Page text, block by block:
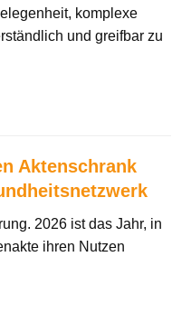
komplexe
und greifbar zu
Aktenschrank
2026 ist das Jahr, in
ihren Nutzen